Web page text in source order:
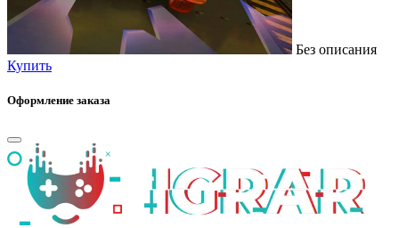
Без описания
Купить
Оформление заказа